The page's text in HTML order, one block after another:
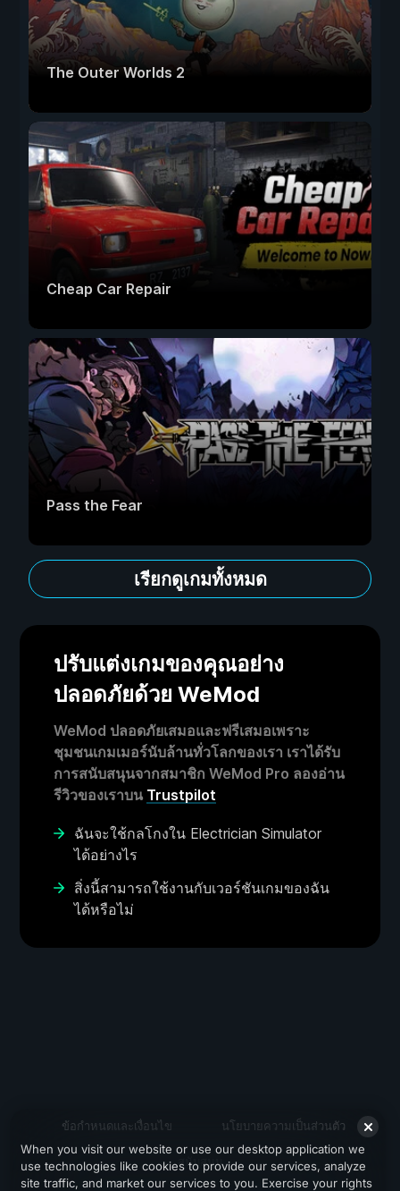
The Outer Worlds 2
Cheap Car Repair
Pass the Fear
เรียกดูเกมทั้งหมด
ปรับแต่งเกมของคุณอย่าง
ปลอดภัยด้วย WeMod
WeMod ปลอดภัยเสมอและฟรีเสมอเพราะ
ชุมชนเกมเมอร์นับล้านทั่วโลกของเรา เราได้รับ
การสนับสนุนจากสมาชิก WeMod Pro ลองอ่าน
รีวิวของเราบน Trustpilot
ฉันจะใช้กลโกงใน Electrician Simulator
ได้อย่างไร
สิ่งนี้สามารถใช้งานกับเวอร์ชันเกมของฉัน
ได้หรือไม่
ข้อกำหนดและเงื่อนไข นโยบายความเป็นส่วนตัว
สนับสนุน
When you visit our website or use our desktop application we
use technologies like cookies to provide our services, analyze
site traffic, and market our services to you. Exercise your rights